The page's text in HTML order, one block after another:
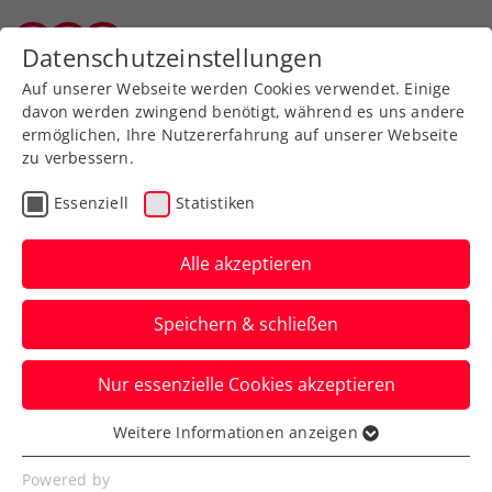
Rollstuhltennis
Erste Bank Open:
Rollstuhltennis als Best
Practice
Beim sportsbusiness.at Breakfast Club
steht der neue Turnierschwerpunkt im
Datenschutzeinstellungen
Auf unserer Webseite werden Cookies verwendet. Einige
davon werden zwingend benötigt, während es uns andere
ermöglichen, Ihre Nutzererfahrung auf unserer Webseite
zu verbessern.
Essenziell Statistiken
Alle akzeptieren
Speichern & schließen
Nur essenzielle Cookies akzeptieren
Essenziell
Essenzielle Cookies werden für grundlegende
Weitere Informationen anzeigen
Powered by